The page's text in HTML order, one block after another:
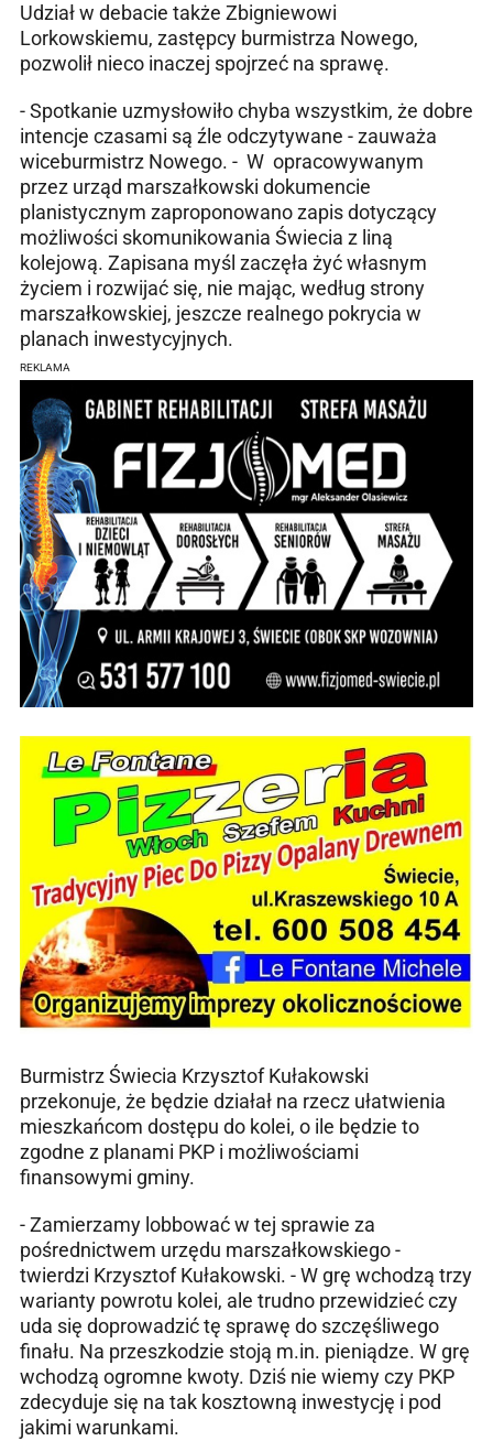
Udział w debacie także Zbigniewowi
Lorkowskiemu, zastępcy burmistrza Nowego,
pozwolił nieco inaczej spojrzeć na sprawę.
- Spotkanie uzmysłowiło chyba wszystkim, że dobre
intencje czasami są źle odczytywane - zauważa
wiceburmistrz Nowego. - W opracowywanym
przez urząd marszałkowski dokumencie
planistycznym zaproponowano zapis dotyczący
możliwości skomunikowania Świecia z liną
kolejową. Zapisana myśl zaczęła żyć własnym
życiem i rozwijać się, nie mając, według strony
marszałkowskiej, jeszcze realnego pokrycia w
planach inwestycyjnych.
REKLAMA
Burmistrz Świecia Krzysztof Kułakowski
przekonuje, że będzie działał na rzecz ułatwienia
mieszkańcom dostępu do kolei, o ile będzie to
zgodne z planami PKP i możliwościami
finansowymi gminy.
- Zamierzamy lobbować w tej sprawie za
pośrednictwem urzędu marszałkowskiego -
twierdzi Krzysztof Kułakowski. - W grę wchodzą trzy
warianty powrotu kolei, ale trudno przewidzieć czy
uda się doprowadzić tę sprawę do szczęśliwego
finału. Na przeszkodzie stoją m.in. pieniądze. W grę
wchodzą ogromne kwoty. Dziś nie wiemy czy PKP
zdecyduje się na tak kosztowną inwestycję i pod
jakimi warunkami.